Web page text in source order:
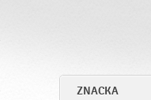
ZNACKA